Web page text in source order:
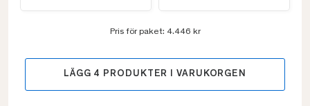
Pris för paket: 4.446 kr
LÄGG 4 PRODUKTER I VARUKORGEN